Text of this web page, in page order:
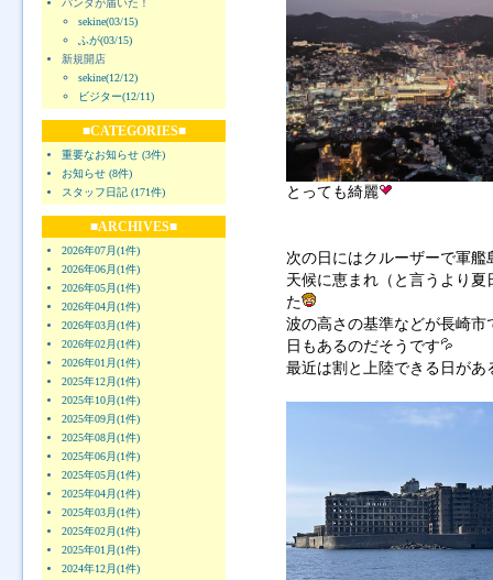
パンダが届いた！
sekine(03/15)
ふが(03/15)
新規開店
sekine(12/12)
ビジター(12/11)
■CATEGORIES■
重要なお知らせ (3件)
お知らせ (8件)
スタッフ日記 (171件)
■ARCHIVES■
2026年07月(1件)
2026年06月(1件)
2026年05月(1件)
2026年04月(1件)
2026年03月(1件)
2026年02月(1件)
2026年01月(1件)
2025年12月(1件)
2025年10月(1件)
2025年09月(1件)
2025年08月(1件)
2025年06月(1件)
2025年05月(1件)
2025年04月(1件)
2025年03月(1件)
2025年02月(1件)
2025年01月(1件)
2024年12月(1件)
とっても綺麗
次の日にはクルーザーで軍艦
天候に恵まれ（と言うより
た
波の高さの基準などが長崎
日もあるのだそうです
最近は割と上陸できる日があ